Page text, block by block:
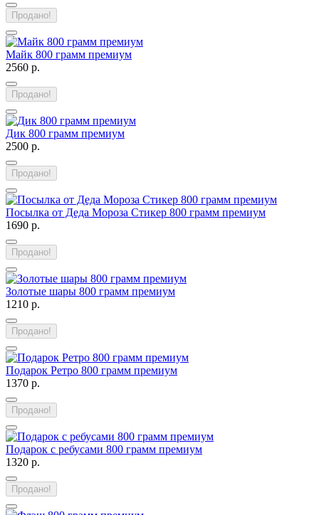
Продано!
Майк 800 грамм премиум
2560 р.
Продано!
Дик 800 грамм премиум
2500 р.
Продано!
Посылка от Деда Мороза Стикер 800 грамм премиум
1690 р.
Продано!
Золотые шары 800 грамм премиум
1210 р.
Продано!
Подарок Ретро 800 грамм премиум
1370 р.
Продано!
Подарок с ребусами 800 грамм премиум
1320 р.
Продано!